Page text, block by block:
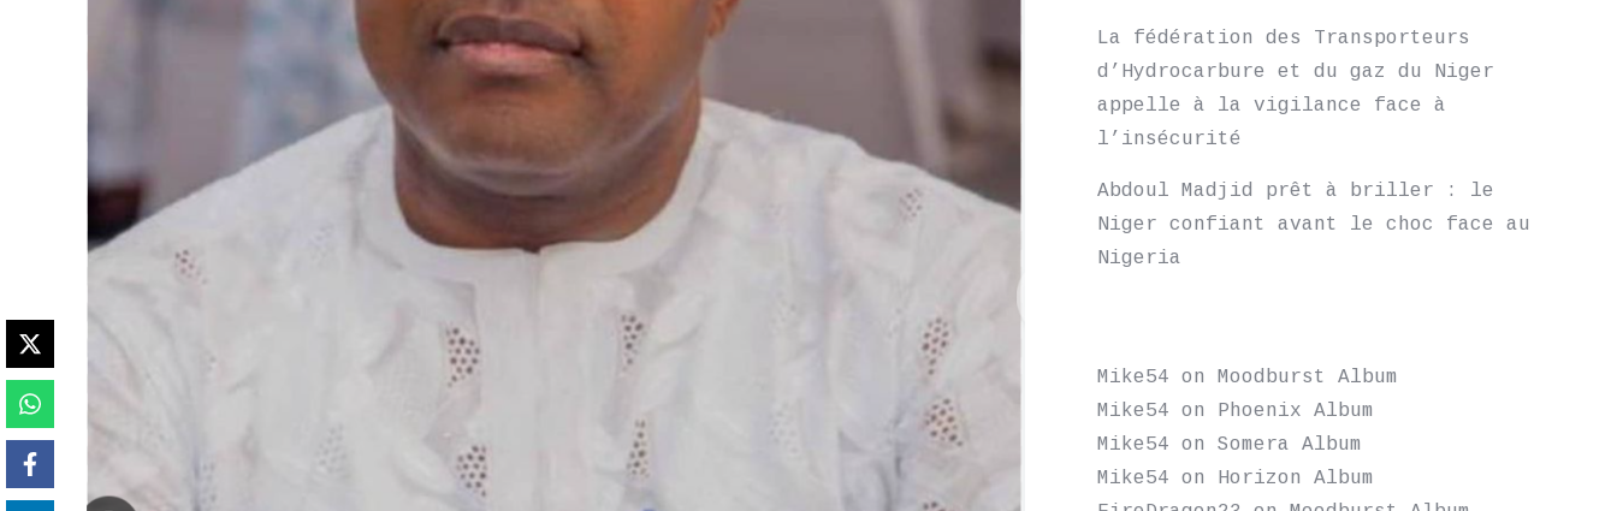
La fédération des Transporteurs
d’Hydrocarbure et du gaz du Niger
appelle à la vigilance face à
l’insécurité
Abdoul Madjid prêt à briller : le
Niger confiant avant le choc face au
Nigeria
Mike54 on Moodburst Album
Mike54 on Phoenix Album
Mike54 on Somera Album
Mike54 on Horizon Album